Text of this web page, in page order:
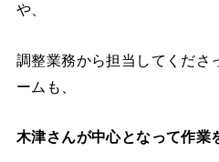
や、
調整業務から担当してくださ
ームも、
木津さんが中心となって作業